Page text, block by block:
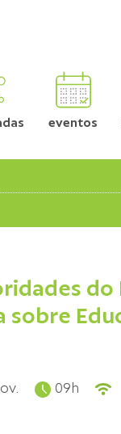
eventos
do
sobre
09h